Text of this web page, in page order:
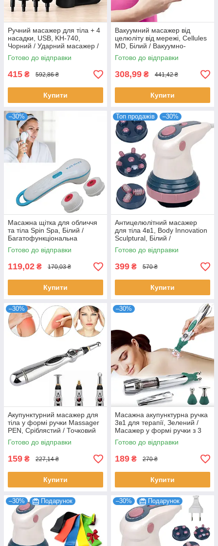
Ручний масажер для тіла + 4
насадки, USB, KH-740,
Чорний / Ударний масажер /
Портативний масажер /
Вібромасажер для м'язів
Готово до відправки
415 ₴ 592,86 ₴
Купити
Вакуумний масажер від
целюліту від мережі, Cellules
MD, Білий / Вакуумно-
роликовий прилад
Готово до відправки
308,99 ₴ 441,42 ₴
Купити
–30%
Масажна щітка для обличчя
та тіла Spin Spa, Білий /
Багатофункціональна
масажна щітка для тіла
Готово до відправки
119,02 ₴ 170,03 ₴
Купити
Топ продажів –30%
Антицелюлітний масажер
для тіла 4в1, Body Innovation
Sculptural, Білий /
Електричний ручний
вібромасажер
Готово до відправки
399 ₴ 570 ₴
Купити
–30%
Акупунктурний масажер для
тіла у формі ручки Massager
PEN, Сріблястий / Точковий
масажер з 3 насадками
Готово до відправки
159 ₴ 227,14 ₴
Купити
–30%
Масажна акупунктурна ручка
3в1 для терапії, Зелений /
Масажер у формі ручки з 3
насадками
Готово до відправки
189 ₴ 270 ₴
Купити
–30% Подарунок –30% Подарунок